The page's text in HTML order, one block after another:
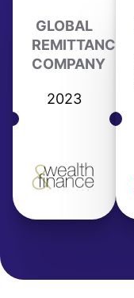
GLOBAL
REMITTANCE
COMPANY
2023